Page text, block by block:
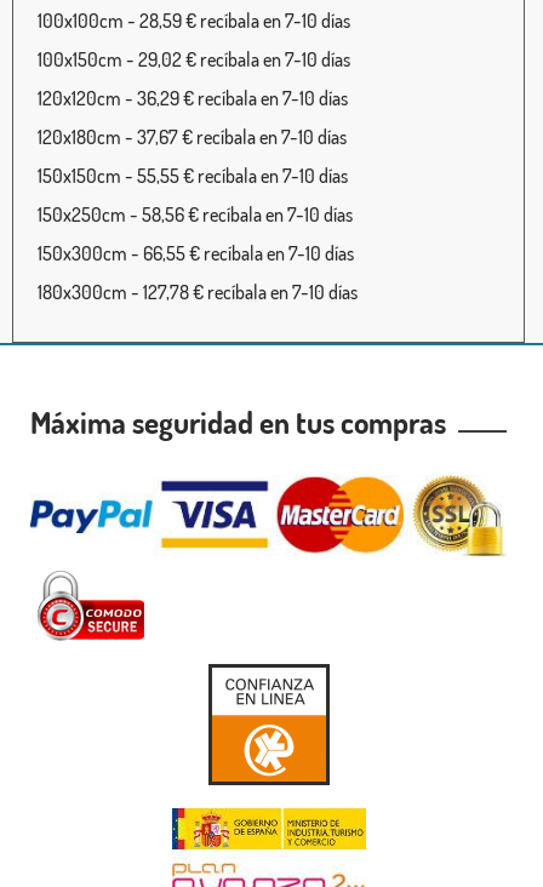
100x100cm - 28,59 € recíbala en 7-10 días
100x150cm - 29,02 € recíbala en 7-10 días
120x120cm - 36,29 € recíbala en 7-10 días
120x180cm - 37,67 € recíbala en 7-10 días
150x150cm - 55,55 € recíbala en 7-10 días
150x250cm - 58,56 € recíbala en 7-10 días
150x300cm - 66,55 € recíbala en 7-10 días
180x300cm - 127,78 € recíbala en 7-10 días
Máxima seguridad en tus compras